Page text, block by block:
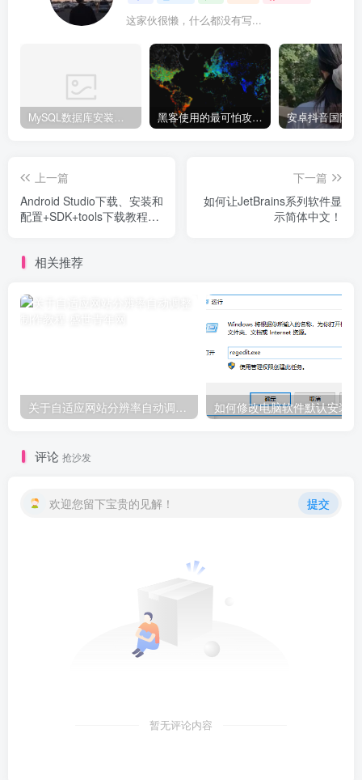
这家伙很懒，什么都没有写...
MySQL数据库安装教程 黑客使用的最可怕攻击手段有哪些?
上一篇
Android Studio下载、安装和
配置+SDK+tools下载教程
下一篇
如何让JetBrains系列软件显
示简体中文！
相关推荐
关于自适应网站分辨率自动调整制作教程
评论 抢沙发
欢迎您留下宝贵的见解！ 提交
暂无评论内容